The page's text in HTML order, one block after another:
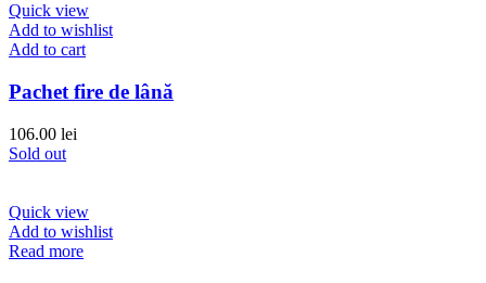
Quick view
Add to wishlist
Add to cart
Pachet fire de lână
106.00 lei
Sold out
Quick view
Add to wishlist
Read more